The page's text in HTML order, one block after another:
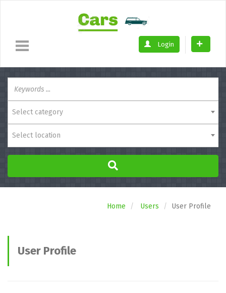
Login
Select category
Select location
Home Users User Profile
User Profile